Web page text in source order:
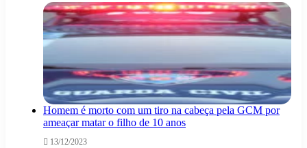
Homem é morto com um tiro na cabeça pela GCM por
ameaçar matar o filho de 10 anos
13/12/2023